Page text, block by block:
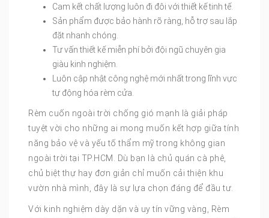
Cam kết chất lượng luôn đi đôi với thiết kế tinh tế.
Sản phẩm được bảo hành rõ ràng, hỗ trợ sau lắp
đặt nhanh chóng.
Tư vấn thiết kế miễn phí bởi đội ngũ chuyên gia
giàu kinh nghiệm.
Luôn cập nhật công nghệ mới nhất trong lĩnh vực
tự động hóa rèm cửa.
Rèm cuốn ngoài trời chống gió mạnh là giải pháp
tuyệt vời cho những ai mong muốn kết hợp giữa tính
năng bảo vệ và yếu tố thẩm mỹ trong không gian
ngoài trời tại TP.HCM. Dù bạn là chủ quán cà phê,
chủ biệt thự hay đơn giản chỉ muốn cải thiện khu
vườn nhà mình, đây là sự lựa chọn đáng để đầu tư.
Với kinh nghiệm dày dặn và uy tín vững vàng, Rèm